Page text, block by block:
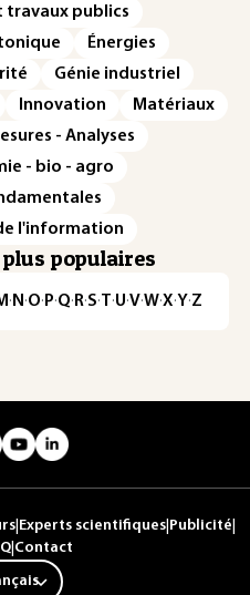
travaux publics
Énergies
Génie industriel
Innovation
Matériaux
- Analyses
- bio - agro
l'information
populaires
· N ·O· P·Q· R·S·T·U·V·W·X·Y·Z
Experts scientifiques Publicité
| Contact